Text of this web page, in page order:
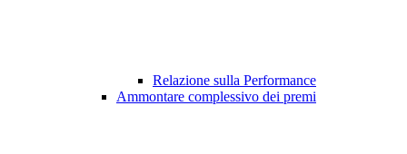
Relazione sulla Performance
Ammontare complessivo dei premi